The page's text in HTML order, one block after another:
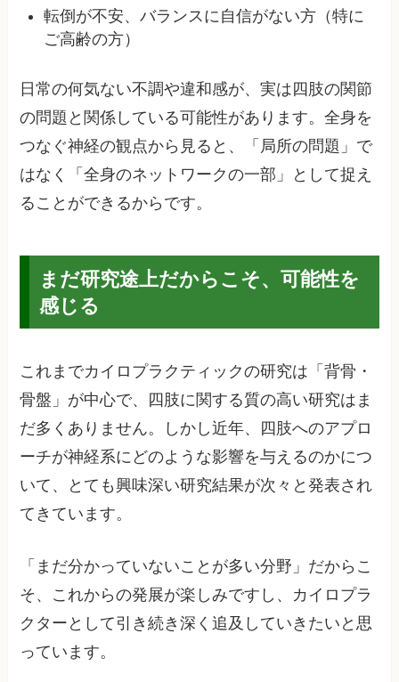
転倒が不安、バランスに自信がない方（特に
ご高齢の方）
日常の何気ない不調や違和感が、実は四肢の関節
の問題と関係している可能性があります。全身を
つなぐ神経の観点から見ると、「局所の問題」で
はなく「全身のネットワークの一部」として捉え
ることができるからです。
まだ研究途上だからこそ、可能性を
感じる
これまでカイロプラクティックの研究は「背骨・
骨盤」が中心で、四肢に関する質の高い研究はま
だ多くありません。しかし近年、四肢へのアプロ
ーチが神経系にどのような影響を与えるのかにつ
いて、とても興味深い研究結果が次々と発表され
てきています。
「まだ分かっていないことが多い分野」だからこ
そ、これからの発展が楽しみですし、カイロプラ
クターとして引き続き深く追及していきたいと思
っています。